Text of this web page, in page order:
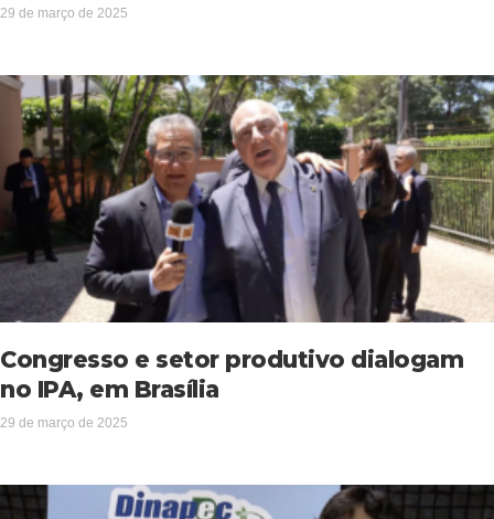
29 de março de 2025
Congresso e setor produtivo dialogam
no IPA, em Brasília
29 de março de 2025